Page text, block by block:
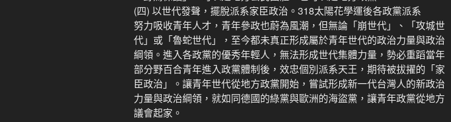
(四) 以世代發聲，擺脫派系家臣政治。318太陽花學運後各政黨派系
努力吸收青年人才，青年參政也蔚為風潮，但無論「崩世代」、「攻城世
代」或「魯蛇世代」，至今都未真正形成屬於青年世代的政治力量與政治
綱領。進入各政黨的優秀年輕人，無法形成世代集體力量，勢必重蹈當年
部分野百合青年進入政黨體制後，效忠個別派系天王，期待被拔擢的「家
臣政治」。讓青年世代從地方政黨開始，嘗試形成新一代台灣人的新政治
力量與政治綱領，就如同德國的綠黨與歐洲的海盜黨，讓青年政黨從地方
議會起家。